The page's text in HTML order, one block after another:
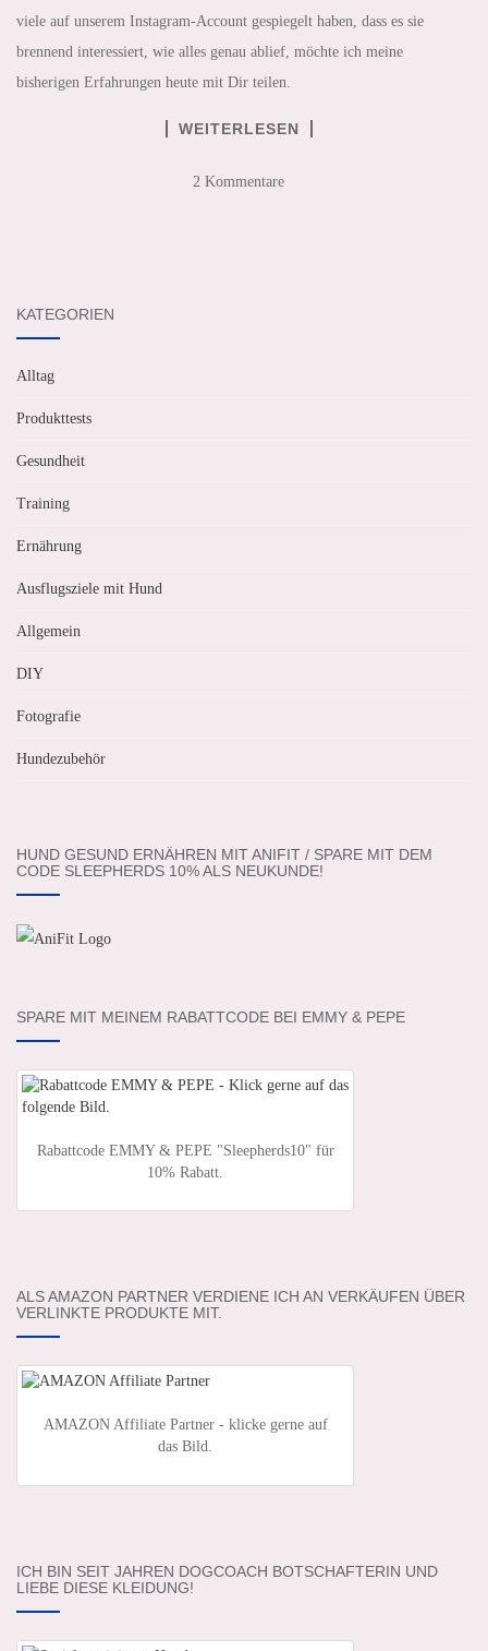
viele auf unserem Instagram-Account gespiegelt haben, dass es sie
brennend interessiert, wie alles genau ablief, möchte ich meine
bisherigen Erfahrungen heute mit Dir teilen.
WEITERLESEN
2 Kommentare
KATEGORIEN
Alltag
Produkttests
Gesundheit
Training
Ernährung
Ausflugsziele mit Hund
Allgemein
DIY
Fotografie
Hundezubehör
HUND GESUND ERNÄHREN MIT ANIFIT / SPARE MIT DEM
CODE SLEEPHERDS 10% ALS NEUKUNDE!
SPARE MIT MEINEM RABATTCODE BEI EMMY & PEPE
Rabattcode EMMY & PEPE "Sleepherds10" für
10% Rabatt.
ALS AMAZON PARTNER VERDIENE ICH AN VERKÄUFEN ÜBER
VERLINKTE PRODUKTE MIT.
AMAZON Affiliate Partner - klicke gerne auf
das Bild.
ICH BIN SEIT JAHREN DOGCOACH BOTSCHAFTERIN UND
LIEBE DIESE KLEIDUNG!